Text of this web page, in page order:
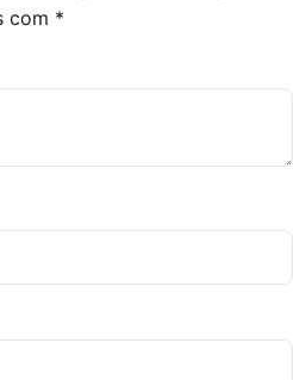
com *